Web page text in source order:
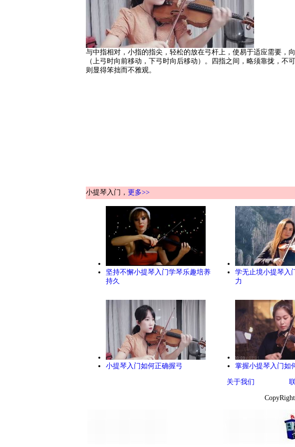
与中指相对，小指的指尖，轻松的放在弓杆上，使易于适应需要，
（上弓时向前移动，下弓时向后移动）。四指之间，略须靠拢，不
则显得笨拙而不雅观。
小提琴入门， 更多>>
坚持不懈小提琴入门学琴乐趣培养
持久
学无止境小提琴入
力
小提琴入门如何正确握弓 掌握小提琴入门如
关于我们